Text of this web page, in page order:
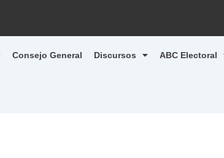
Consejo General Discursos ABC Electoral